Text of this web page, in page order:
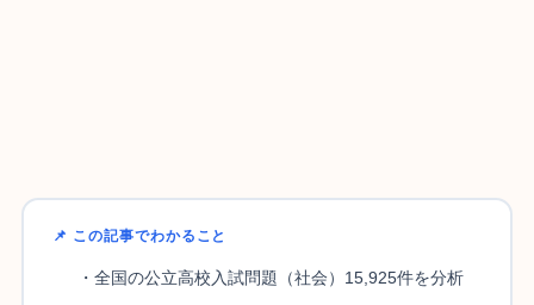
📌 この記事でわかること
・全国の公立高校入試問題（社会）15,925件を分析